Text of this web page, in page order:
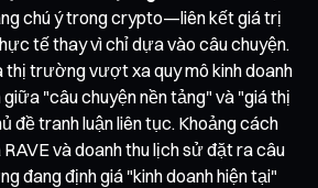
chú ý trong crypto—liên kết giá trị
tế thay vì chỉ dựa vào câu chuyện.
thị trường vượt xa quy mô kinh doanh
"câu chuyện nền tảng" và "giá thị
đề tranh luận liên tục. Khoảng cách
và doanh thu lịch sử đặt ra câu
đang định giá "kinh doanh hiện tại"